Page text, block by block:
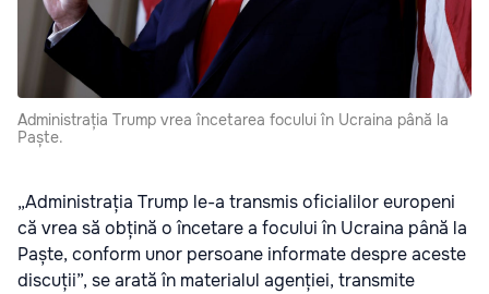
Administrația Trump vrea încetarea focului în Ucraina până la
Paște.
„Administrația Trump le-a transmis oficialilor europeni
că vrea să obțină o încetare a focului în Ucraina până la
Paște, conform unor persoane informate despre aceste
discuții”, se arată în materialul agenției, transmite